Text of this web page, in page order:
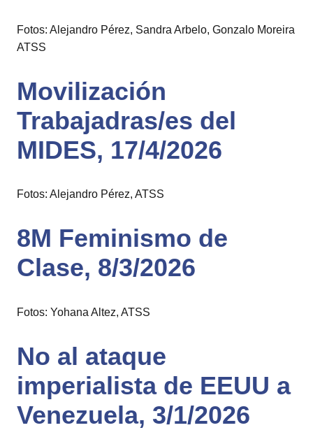
Fotos: Alejandro Pérez, Sandra Arbelo, Gonzalo Moreira
ATSS
Movilización
Trabajadras/es del
MIDES, 17/4/2026
Fotos: Alejandro Pérez, ATSS
8M Feminismo de
Clase, 8/3/2026
Fotos: Yohana Altez, ATSS
No al ataque
imperialista de EEUU a
Venezuela, 3/1/2026